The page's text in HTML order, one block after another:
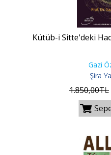
Kütüb-i Sitte'deki
Gazi
Şira
1.850,00TL